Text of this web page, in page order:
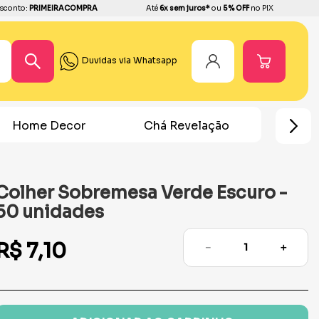
PRIMEIRACOMPRA Até6x sem juros*ou 5% OFFno PIX
Duvidas via Whatsapp
Home Decor Chá Revelação Festa
Sobremesa Verde Escuro -
unidades
7,10 ＋
－